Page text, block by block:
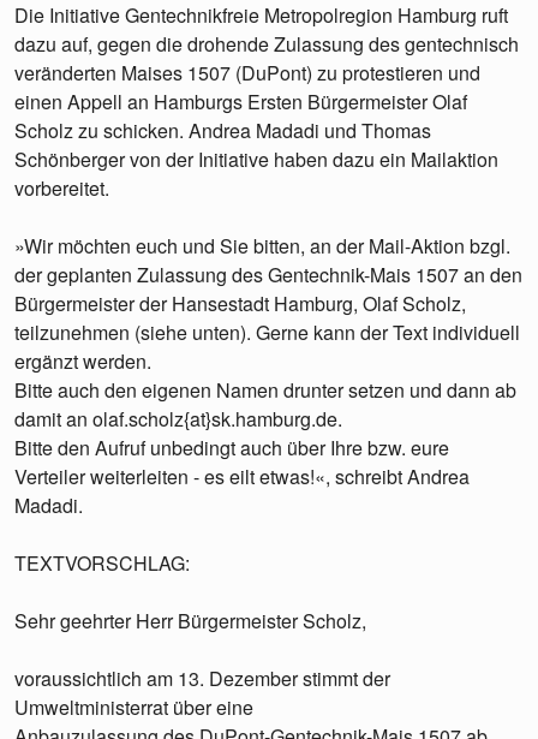
Die Initiative Gentechnikfreie Metropolregion Hamburg ruft
dazu auf, gegen die drohende Zulassung des gentechnisch
veränderten Maises 1507 (DuPont) zu protestieren und
einen Appell an Hamburgs Ersten Bürgermeister Olaf
Scholz zu schicken. Andrea Madadi und Thomas
Schönberger von der Initiative haben dazu ein Mailaktion
vorbereitet.
»Wir möchten euch und Sie bitten, an der Mail-Aktion bzgl.
der geplanten Zulassung des Gentechnik-Mais 1507 an den
Bürgermeister der Hansestadt Hamburg, Olaf Scholz,
teilzunehmen (siehe unten). Gerne kann der Text individuell
ergänzt werden.
Bitte auch den eigenen Namen drunter setzen und dann ab
damit an olaf.scholz{at}sk.hamburg.de.
Bitte den Aufruf unbedingt auch über Ihre bzw. eure
Verteiler weiterleiten - es eilt etwas!«, schreibt Andrea
Madadi.
TEXTVORSCHLAG:
Sehr geehrter Herr Bürgermeister Scholz,
voraussichtlich am 13. Dezember stimmt der
Umweltministerrat über eine